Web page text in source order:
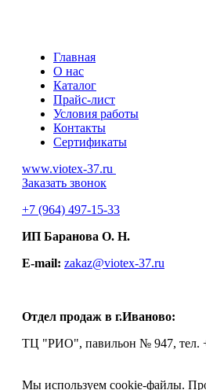
Главная
О нас
Каталог
Прайс-лист
Условия работы
Контакты
Сертификаты
www.viotex-37.ru
Заказать звонок
+7 (964) 497-15-33
ИП Баранова О. Н.
E-mail: zakaz@viotex-37.ru
Отдел продаж в г.Иваново:
ТЦ "РИО", павильон № 947, тел.
Мы используем cookie-файлы.